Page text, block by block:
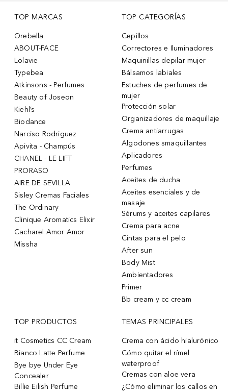
TOP MARCAS
Orebella
ABOUT-FACE
Lolavie
Typebea
Atkinsons - Perfumes
Beauty of Joseon
Kiehl’s
Biodance
Narciso Rodriguez
Apivita - Champús
CHANEL - LE LIFT
PRORASO
AIRE DE SEVILLA
Sisley Cremas Faciales
The Ordinary
Clinique Aromatics Elixir
Cacharel Amor Amor
Missha
TOP CATEGORÍAS
Cepillos
Correctores e Iluminadores
Maquinillas depilar mujer
Bálsamos labiales
Estuches de perfumes de
mujer
Protección solar
Organizadores de maquillaje
Crema antiarrugas
Algodones smaquillantes
Aplicadores
Perfumes
Aceites de ducha
Aceites esenciales y de
masaje
Sérums y aceites capilares
Crema para acne
Cintas para el pelo
After sun
Body Mist
Ambientadores
Primer
Bb cream y cc cream
TOP PRODUCTOS
it Cosmetics CC Cream
Bianco Latte Perfume
Bye bye Under Eye
Concealer
Billie Eilish Perfume
TEMAS PRINCIPALES
Crema con ácido hialurónico
Cómo quitar el rímel
waterproof
Cremas con aloe vera
¿Cómo eliminar los callos en